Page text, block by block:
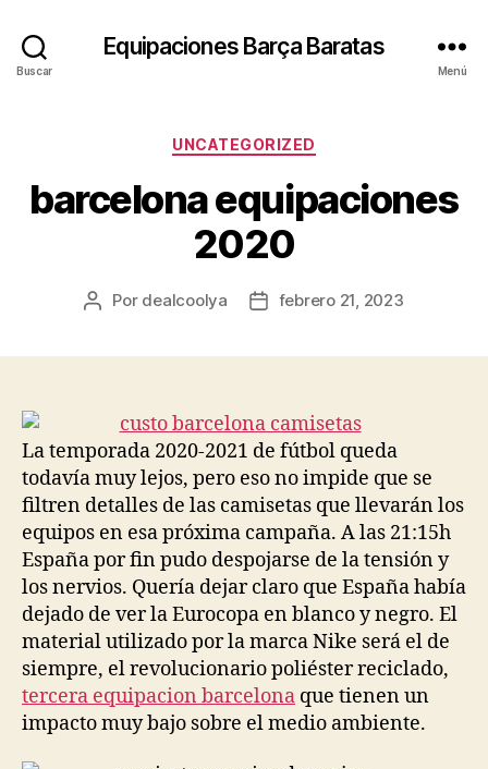
Buscar
Equipaciones Barça Baratas
Menú
Categorías
UNCATEGORIZED
barcelona equipaciones
2020
Autor
Por dealcoolya
Fechafebrero 21, 2023
La temporada 2020-2021 de fútbol queda
todavía muy lejos, pero eso no impide que se
filtren detalles de las camisetas que llevarán los
equipos en esa próxima campaña. A las 21:15h
España por fin pudo despojarse de la tensión y
los nervios. Quería dejar claro que España había
dejado de ver la Eurocopa en blanco y negro. El
material utilizado por la marca Nike será el de
siempre, el revolucionario poliéster reciclado,
tercera equipacion barcelona que tienen un
impacto muy bajo sobre el medio ambiente.